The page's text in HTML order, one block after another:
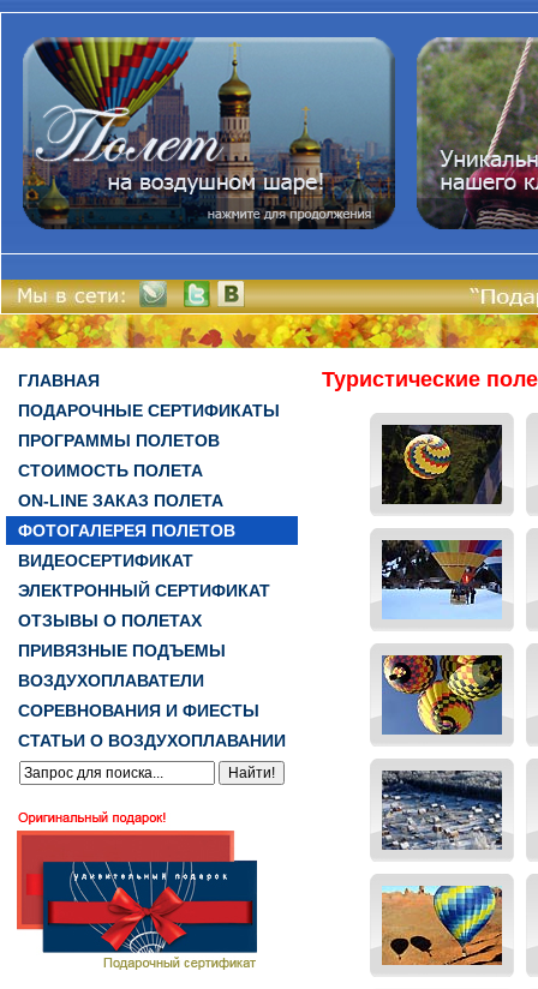
ГЛАВНАЯ
ПОДАРОЧНЫЕ СЕРТИФИКАТЫ
ПРОГРАММЫ ПОЛЕТОВ
СТОИМОСТЬ ПОЛЕТА
ON-LINE ЗАКАЗ ПОЛЕТА
ФОТОГАЛЕРЕЯ ПОЛЕТОВ
ВИДЕОСЕРТИФИКАТ
ЭЛЕКТРОННЫЙ СЕРТИФИКАТ
ОТЗЫВЫ О ПОЛЕТАХ
ПРИВЯЗНЫЕ ПОДЪЕМЫ
ВОЗДУХОПЛАВАТЕЛИ
СОРЕВНОВАНИЯ И ФИЕСТЫ
СТАТЬИ О ВОЗДУХОПЛАВАНИИ
Туристические